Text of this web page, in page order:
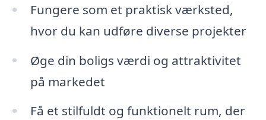
Fungere som et praktisk værksted,
hvor du kan udføre diverse projekter
Øge din boligs værdi og attraktivitet
på markedet
Få et stilfuldt og funktionelt rum, der